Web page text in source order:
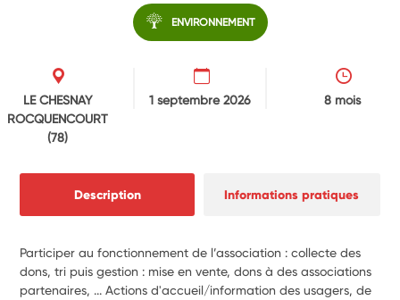
ENVIRONNEMENT
LE CHESNAY
ROCQUENCOURT
(78)
1 septembre 2026 8 mois
Description Informations pratiques
Participer au fonctionnement de l’association : collecte des
dons, tri puis gestion : mise en vente, dons à des associations
partenaires, ... Actions d'accueil/information des usagers, de